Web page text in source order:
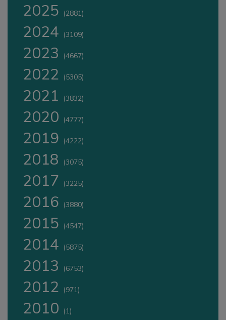
2025 (2881)
2024 (3109)
2023 (4667)
2022 (5305)
2021 (3832)
2020 (4777)
2019 (4222)
2018 (3075)
2017 (3225)
2016 (3880)
2015 (4547)
2014 (5875)
2013 (6753)
2012 (971)
2010 (1)